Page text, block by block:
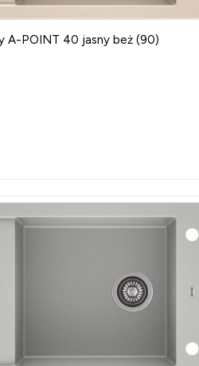
A-POINT 40 jasny beż (90)